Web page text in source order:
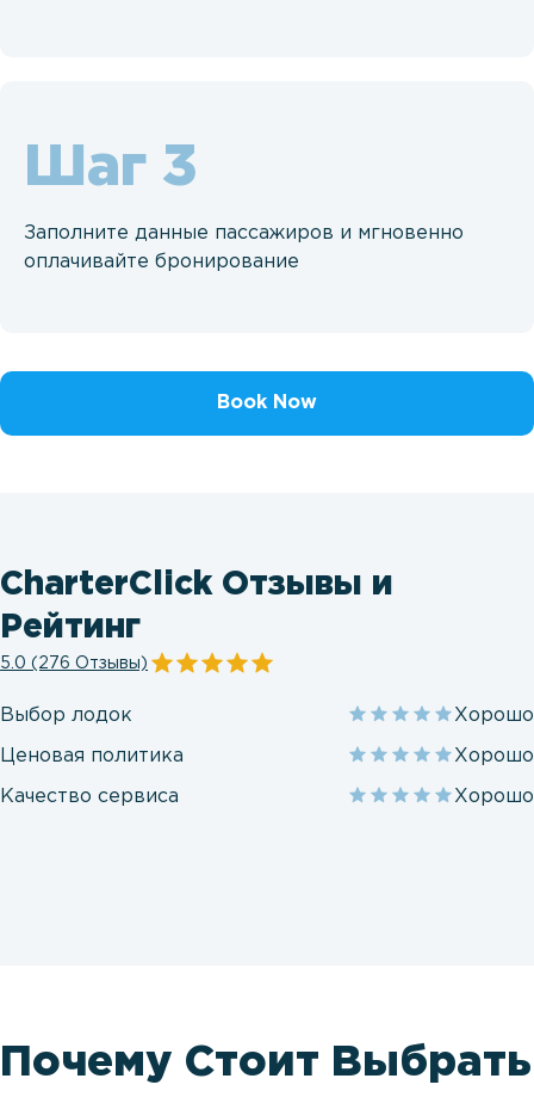
Шаг
Заполните данные пассажиров и мгновенно
оплачивайте бронирование
Book Now
CharterClick Отзывы и
Рейтинг
5.0 (276 Отзывы)
Выбор лодок Хорошо
Ценовая политика Хорошо
Качество сервиса Хорошо
Почему Стоит Выбрать